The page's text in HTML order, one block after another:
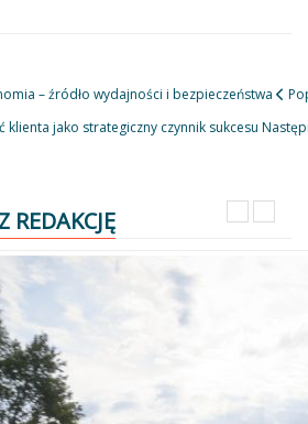
– źródło wydajności i bezpieczeństwa
klienta jako strategiczny czynnik sukcesu
REDAKCJĘ